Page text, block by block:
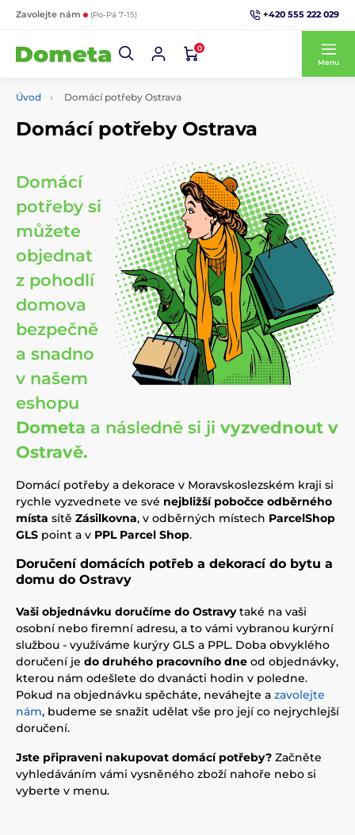
Zavolejte nám (Po-Pá 7-15) +420 555 222 029
0
Menu
Úvod Domácí potřeby Ostrava
Domácí potřeby Ostrava
Domácí
potřeby si
můžete
objednat
z pohodlí
domova
bezpečně
a snadno
v našem
eshopu
Dometa a následně si ji vyzvednout v
Ostravě.
Domácí potřeby a dekorace v Moravskoslezském kraji si
rychle vyzvednete ve své nejbližší pobočce odběrného
místa sítě Zásilkovna, v odběrných místech ParcelShop
GLS point a v PPL Parcel Shop.
Doručení domácích potřeb a dekorací do bytu a
domu do Ostravy
Vaši objednávku doručíme do Ostravytaké na vaši
osobní nebo firemní adresu, a to vámi vybranou kurýrní
službou - využíváme kurýry GLS a PPL. Doba obvyklého
doručení je do druhého pracovního dne od objednávky,
kterou nám odešlete do dvanácti hodin v poledne.
Pokud na objednávku spěcháte, neváhejte a zavolejte
nám, budeme se snažit udělat vše pro její co nejrychlejší
doručení.
Jste připraveni nakupovat domácí potřeby? Začněte
vyhledáváním vámi vysněného zboží nahoře nebo si
vyberte v menu.